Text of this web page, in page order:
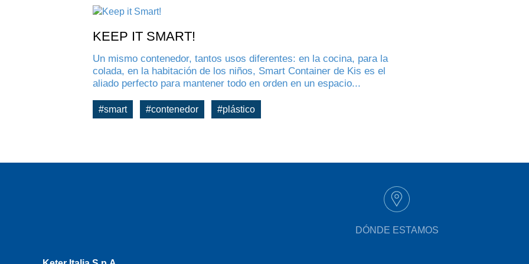
KEEP IT SMART!
Un mismo contenedor, tantos usos diferentes: en la cocina, para la
colada, en la habitación de los niños, Smart Container de Kis es el
aliado perfecto para mantener todo en orden en un espacio...
#smart #contenedor #plástico
DÓNDE ESTAMOS